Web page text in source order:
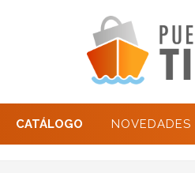
CATÁLOGO NOVEDADES